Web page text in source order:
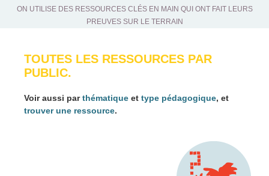
ON UTILISE DES RESSOURCES CLÉS EN MAIN QUI ONT FAIT LEURS
PREUVES SUR LE TERRAIN
TOUTES LES RESSOURCES PAR
PUBLIC.
Voir aussi parthématique et type pédagogique, et
trouver une ressource.